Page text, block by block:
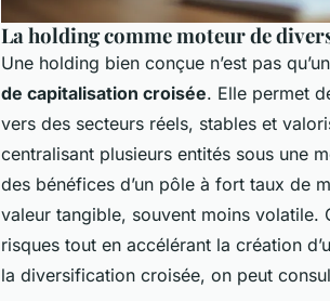
La holding comme moteur de
Une holding bien conçue n’est pas
de capitalisation croisée. Elle permet
vers des secteurs réels, stables et
centralisant plusieurs entités sous une
des bénéfices d’un pôle à fort taux de
valeur tangible, souvent moins volatile.
risques tout en accélérant la création
la diversification croisée, on peut